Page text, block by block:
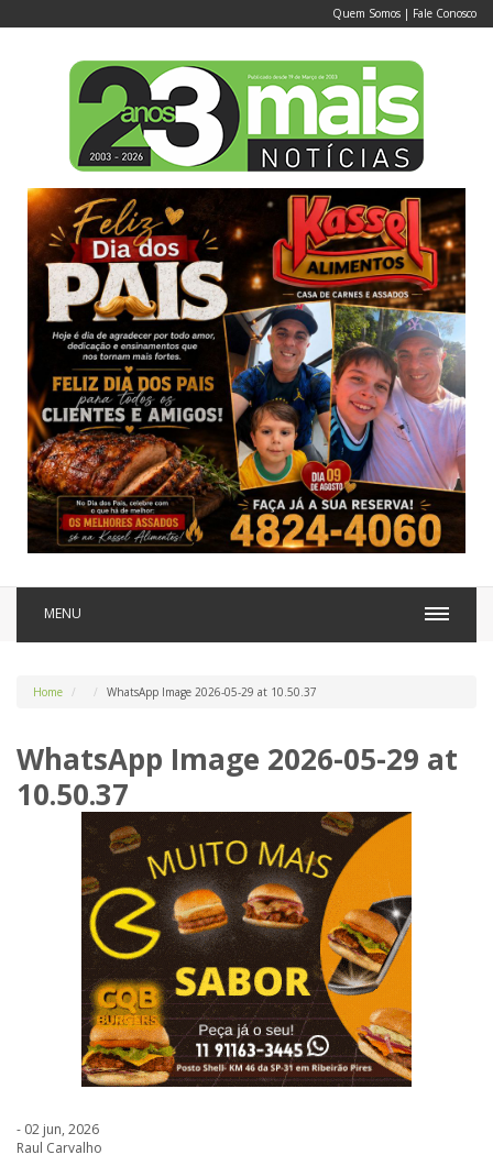
Quem Somos | Fale Conosco
MENU
Home WhatsApp Image 2026-05-29 at 10.50.37
WhatsApp Image 2026-05-29 at
10.50.37
- 02 jun, 2026
Raul Carvalho